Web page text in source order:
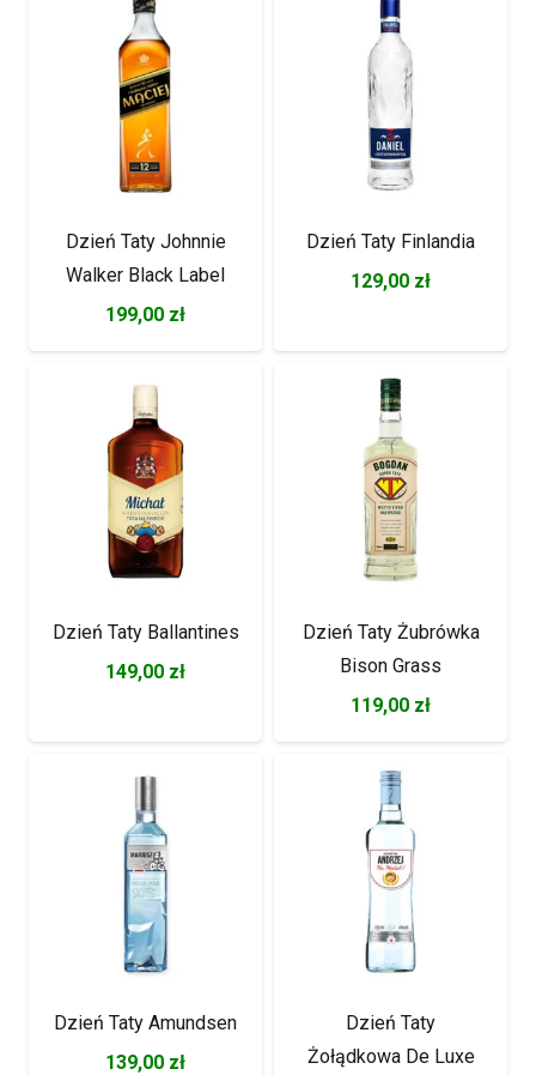
Dzień Taty Johnnie
Walker Black Label
199,00 zł
Dzień Taty Finlandia
129,00 zł
Dzień Taty Ballantines
149,00 zł
Dzień Taty Żubrówka
Bison Grass
119,00 zł
Dzień Taty Amundsen
139,00 zł
Dzień Taty
Żołądkowa De Luxe